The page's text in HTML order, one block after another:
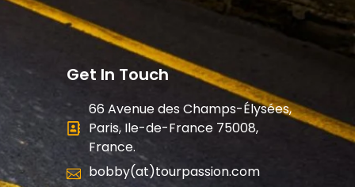
Get In Touch
66 Avenue des Champs-Élysées,
Paris, Ile-de-France 75008,
France.
bobby(at)tourpassion.com